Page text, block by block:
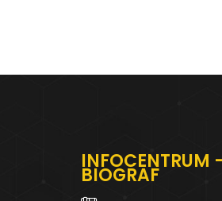
INFOCENTRUM
BIOGRAF